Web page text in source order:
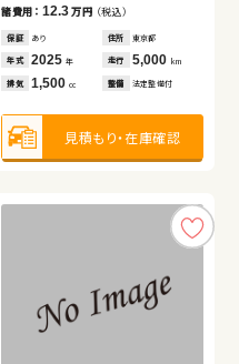
諸費用： 12.3万円 （税込）
保証 あり 住所 東京都
年式 2025年 走行 5,000 km
排気 1,500cc 整備 法定整備付
見積もり・在庫確認
年式 2013年 走行
排気 2,000 整備 なし
見積もり・在庫確認
スズキ ジムニー
年式 2015年 走行
排気 2,500 整備 法定整備付
見積もり・在庫確認
ホンダ Ｎ ＢＯＸ